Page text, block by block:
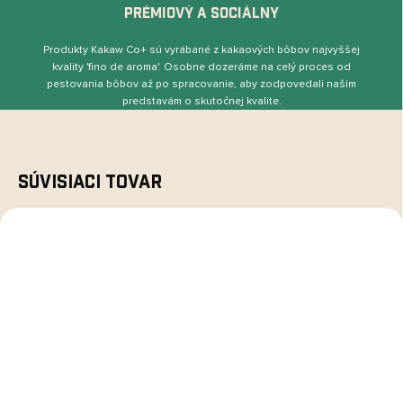
PRÉMIOVÝ A SOCIÁLNY
Produkty Kakaw Co+ sú vyrábané z kakaových bôbov najvyššej
kvality 'ﬁno de aroma'. Osobne dozeráme na celý proces od
pestovania bôbov až po spracovanie, aby zodpovedali našim
predstavám o skutočnej kvalite.
Súvisiaci tovar